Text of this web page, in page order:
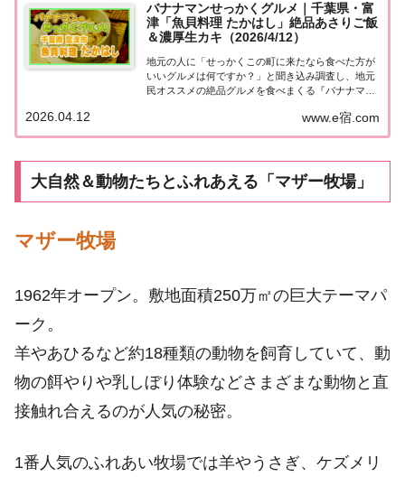
バナナマンせっかくグルメ｜千葉県・富
津「魚貝料理 たかはし」絶品あさりご飯
＆濃厚生カキ（2026/4/12）
地元の人に「せっかくこの町に来たなら食べた方が
いいグルメは何ですか？」と聞き込み調査し、地元
民オススメの絶品グルメを食べまくる『バナナマン
マンのせっかくグルメ』は山田裕貴＆有村架純が千
葉県・富津で絶品グルメを満喫！こちらのページ...
www.e宿.com
2026.04.12
大自然＆動物たちとふれあえる「マザー牧場」
マザー牧場
1962年オープン。敷地面積250万㎡の巨大テーマパ
ーク。
羊やあひるなど約18種類の動物を飼育していて、動
物の餌やりや乳しぼり体験などさまざまな動物と直
接触れ合えるのが人気の秘密。
1番人気のふれあい牧場では羊やうさぎ、ケズメリ